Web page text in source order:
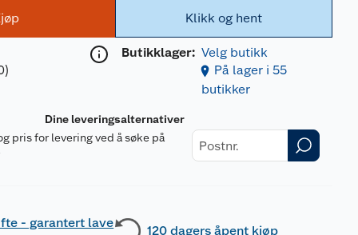
Klikk og hent
Butikklager: Velg butikk
På lager i 55
butikker
Dine leveringsalternativer
pris for levering ved å søke på
- garantert lave
120 dagers åpent kjøp